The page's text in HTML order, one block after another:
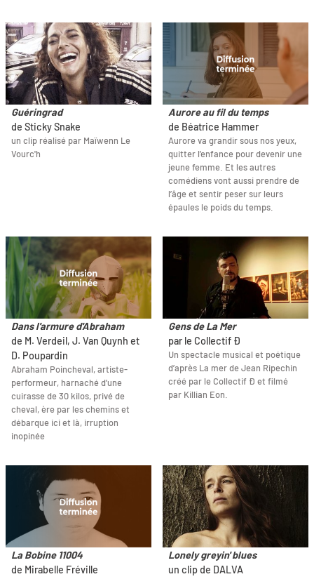
Guéringrad
de Sticky Snake
un clip réalisé par Maïwenn Le
Vourc'h
Aurore au fil du temps
de Béatrice Hammer
Aurore va grandir sous nos yeux,
quitter l’enfance pour devenir une
jeune femme. Et les autres
comédiens vont aussi prendre de
l’âge et sentir peser sur leurs
épaules le poids du temps.
Dans l'armure d'Abraham
de M. Verdeil, J. Van Quynh et
D. Poupardin
Abraham Poincheval, artiste-
performeur, harnaché d’une
cuirasse de 30 kilos, privé de
cheval, ère par les chemins et
débarque ici et là, irruption
inopinée
Gens de La Mer
par le Collectif Ð
Un spectacle musical et poétique
d’après La mer de Jean Ripechin
créé par le Collectif Ð et filmé
par Killian Eon.
La Bobine 11004
de Mirabelle Fréville
Lonely greyin' blues
un clip de DALVA